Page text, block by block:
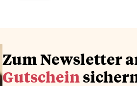
Zum Newsletter
Gutschein